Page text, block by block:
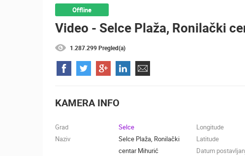
Povijest
Karta
NAMA,
NAGRADE I
Offline
Video - Selce Plaža, Ronilački
1.287.299 Pregled(a)
KAMERA INFO
Grad
Selce
Naziv
Selce Plaža, Ronilački
centar Mihurić
Longitude
Latitude
Datum